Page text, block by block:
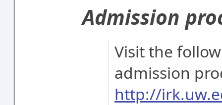
Admission
Visit the
admission
http://